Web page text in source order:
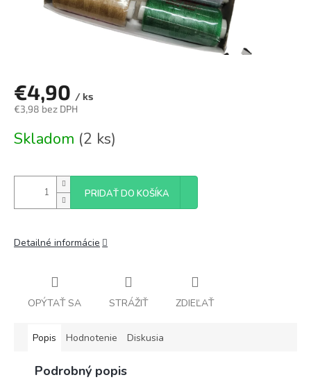
€4,90 / ks
€3,98 bez DPH
cena:
Skladom (2 ks)
PRIDAŤ DO KOŠÍKA
Detailné informácie
OPÝTAŤ SA STRÁŽIŤ ZDIEĽAŤ
Popis Hodnotenie Diskusia
Podrobný popis